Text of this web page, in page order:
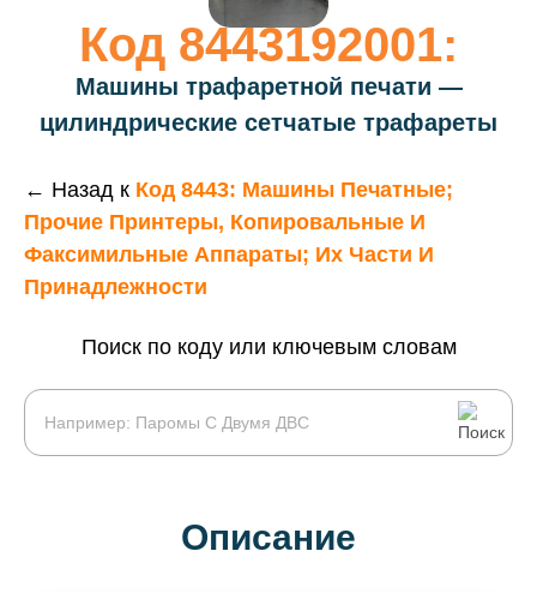
Код 8443192001:
Машины трафаретной печати —
цилиндрические сетчатые трафареты
← Назад к Код 8443: Машины Печатные;
Прочие Принтеры, Копировальные И
Факсимильные Аппараты; Их Части И
Принадлежности
Поиск по коду или ключевым словам
Описание